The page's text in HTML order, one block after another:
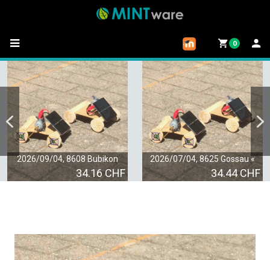
0
2026/09/04, 8608 Bubikon
34.16 CHF
2026/07/04, 8625 Gossau «
34.44 CHF